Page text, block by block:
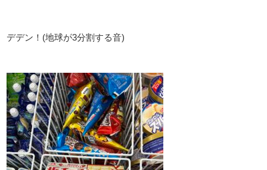
デデン！(地球が3分割する音)